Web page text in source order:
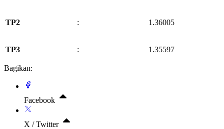
TP2 : 1.36005
TP3 : 1.35597
Bagikan:
Facebook
X / Twitter